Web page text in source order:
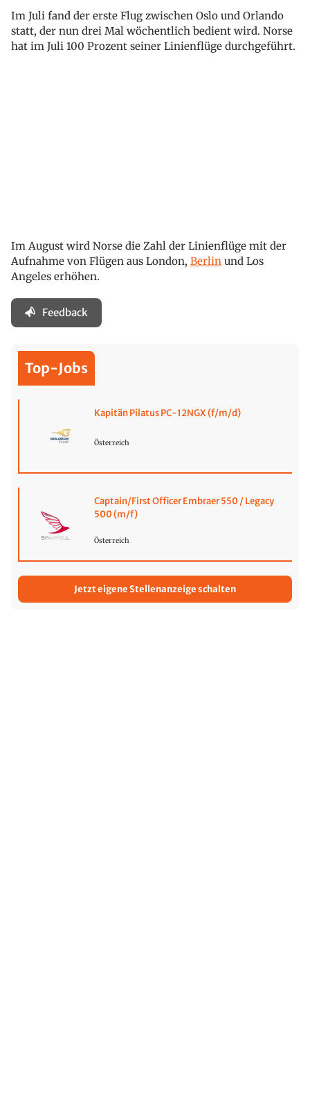
Im Juli fand der erste Flug zwischen Oslo und Orlando
statt, der nun drei Mal wöchentlich bedient wird. Norse
hat im Juli 100 Prozent seiner Linienflüge durchgeführt.
Im August wird Norse die Zahl der Linienflüge mit der
Aufnahme von Flügen aus London, Berlin und Los
Angeles erhöhen.
Feedback
Top-Jobs
Kapitän Pilatus PC-12NGX (f/m/d)
Österreich
Captain/First Officer Embraer 550 / Legacy
500 (m/f)
Österreich
Jetzt eigene Stellenanzeige schalten